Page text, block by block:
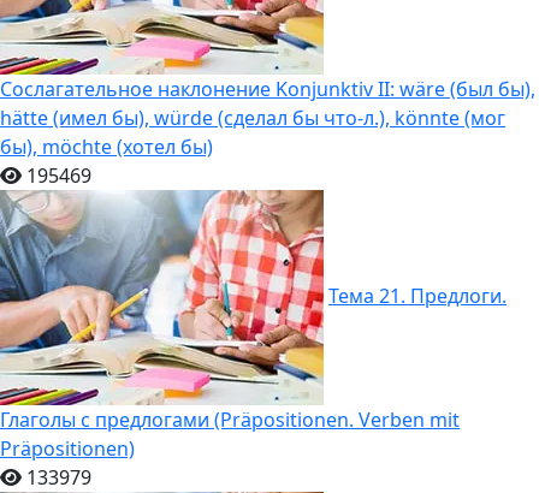
Сослагательное наклонение Konjunktiv II: wäre (был бы),
hätte (имел бы), würde (сделал бы что-л.), könnte (мог
бы), möchte (хотел бы)
195469
Тема 21. Предлоги.
Глаголы с предлогами (Präpositionen. Verben mit
Präpositionen)
133979